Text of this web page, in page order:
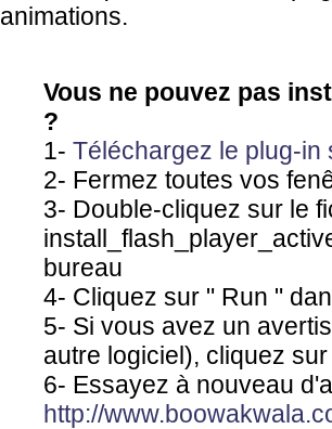
animations.
Vous ne pouvez pas
?
1- Téléchargez le plug-in
2- Fermez toutes vos
3- Double-cliquez sur le
bureau
4- Cliquez sur " Run "
5- Si vous avez un
autre logiciel), cliquez
6- Essayez à nouveau
http://